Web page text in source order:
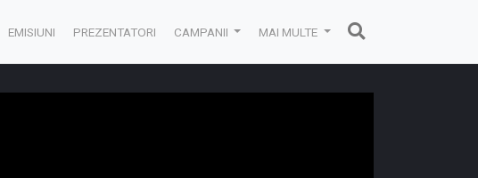
EMISIUNI PREZENTATORI CAMPANII MAI MULTE